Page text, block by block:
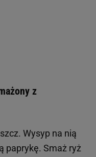
z
Wysyp na nią
paprykę. Smaż ryż